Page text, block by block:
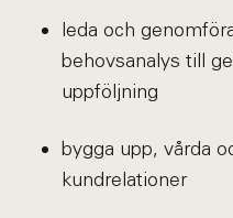
leda och
behovsanalys till
uppföljning
bygga upp, vårda
kundrelationer